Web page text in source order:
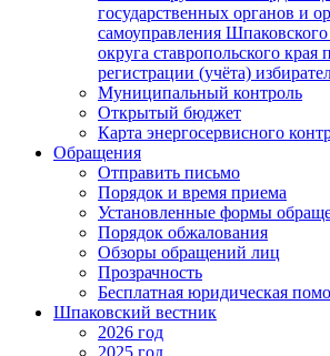
государственных органов и
самоуправления
округа ставропольского
регистрации (учёта)
Муниципальный контроль
Открытый бюджет
Карта энергосервисного
Обращения
Отправить письмо
Порядок и время приема
Установленные формы
Порядок обжалования
Обзоры обращений лиц
Прозрачность
Бесплатная юридическая
Шпаковский вестник
2026 год